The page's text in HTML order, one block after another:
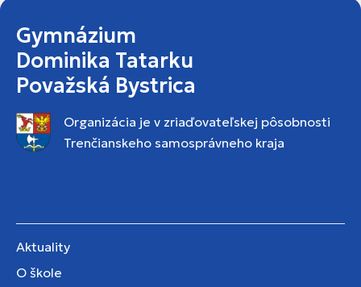
Gymnázium
Dominika Tatarku
Považská Bystrica
Organizácia je v zriaďovateľskej pôsobnosti
Trenčianskeho samosprávneho kraja
Aktuality
O škole